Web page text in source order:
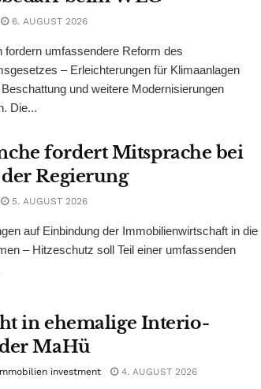
6. AUGUST 2026
fordern umfassendere Reform des
– Erleichterungen für Klimaanlagen
und weitere Modernisierungen
Die...
fordert Mitsprache bei
Regierung
5. AUGUST 2026
auf Einbindung der Immobilienwirtschaft in die
– Hitzeschutz soll Teil einer umfassenden
in ehemalige Interio-
MaHü
investment 4. AUGUST 2026